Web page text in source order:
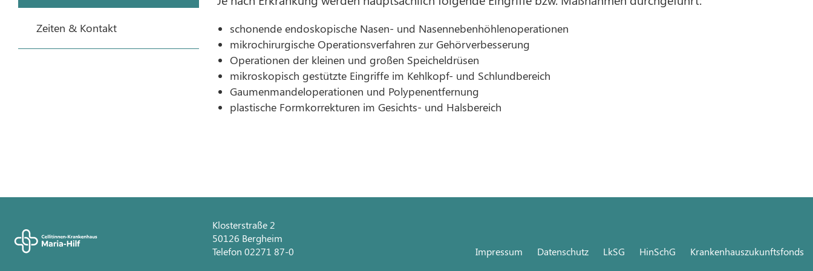
Zeiten & Kontakt
schonende endoskopische Nasen- und Nasennebenhöhlenoperationen
mikrochirurgische Operationsverfahren zur Gehörverbesserung
Operationen der kleinen und großen Speicheldrüsen
mikroskopisch gestützte Eingriffe im Kehlkopf- und Schlundbereich
Gaumenmandeloperationen und Polypenentfernung
plastische Formkorrekturen im Gesichts- und Halsbereich
Klosterstraße 2
50126 Bergheim
Telefon 02271 87-0
Impressum Datenschutz LkSG HinSchG Krankenhauszukunftsfonds